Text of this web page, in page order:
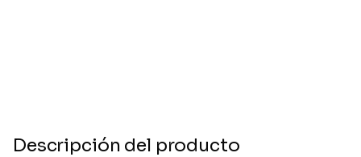
Descripción del producto